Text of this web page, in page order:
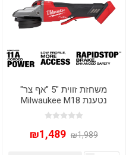
משחזת זווית "5 "אף צר"
נטענת Milwaukee M18
₪1,989
₪1,489